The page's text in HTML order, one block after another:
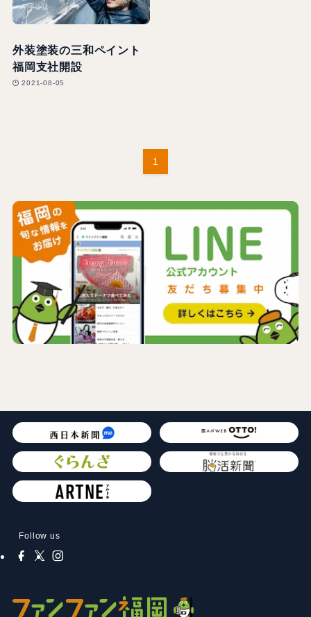
外装塗装の三和ペイント
福岡支社開設
2021-08-05
1
Follow us